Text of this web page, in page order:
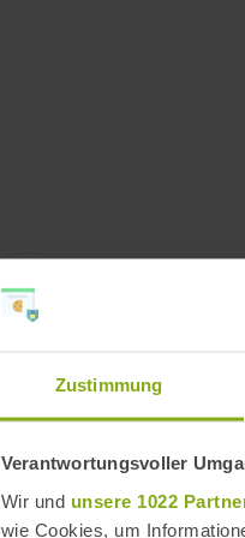
Zustimmung
Verantwortungsvoller
Wir und unsere 1022
wie Cookies, um